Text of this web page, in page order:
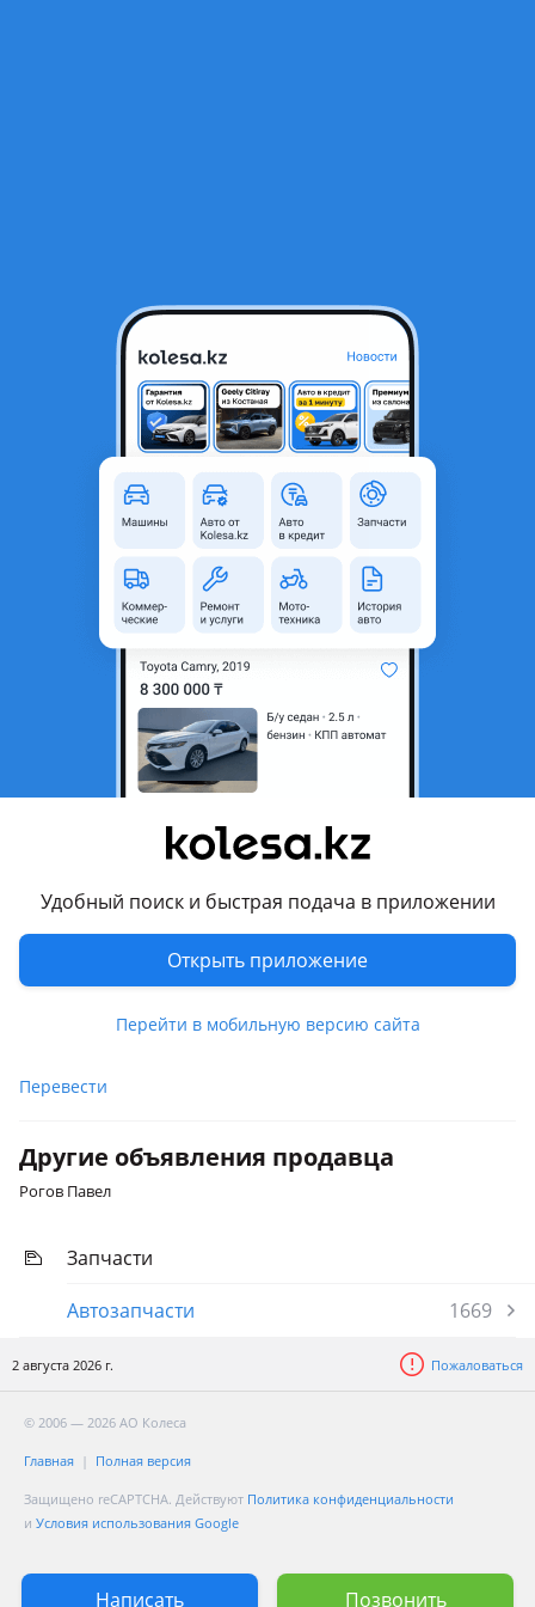
Удобный поиск и быстрая подача в приложении
Открыть приложение
Перейти в мобильную версию сайта
Караганда, Карагандинская
область
Б/y
Есть доставка
Да
Подходит на авто
Mitsubishi Pajero
1999 - 2002 3 поколение (V7xW/V6xW), 2002 - 2006 3
поколение рестайлинг (V7xW/V6xW)
Комментарий продавца
Двигатель для Mitsubishi Pajero 3, контрактный б/у
оригинал с Японии, в отличном состоянии и с небольшим
пробегом. Гарантия качества. Доставка по городу Алматы
и по всему Казахстану. ЦЕНУ УТОЧНЯЙТЕ В ЗАВИСИМОСТИ
ОТ КОМПЛЕКТАЦИИ по указанному номеру телефона,.
Перевести
Другие объявления продавца
Рогов Павел
Запчасти
Автозапчасти
1669
2 августа 2026 г. Пожаловаться
Написать Позвонить
© 2006 — 2026 АО Колеса
Главная Полная версия
Защищено reCAPTCHA. Действуют Политика конфиденциальности
и Условия использования Google